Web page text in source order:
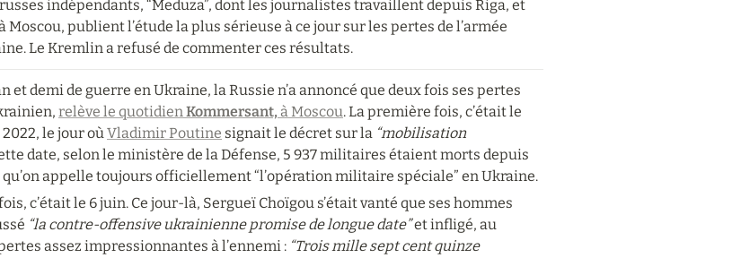
indépendants, “Meduza”, dont les journalistes travaillent depuis Riga, et
Moscou, publient l’étude la plus sérieuse à ce jour sur les pertes de l’armée
Le Kremlin a refusé de commenter ces résultats.
et demi de guerre en Ukraine, la Russie n’a annoncé que deux fois ses pertes
relève le quotidien Kommersant, à Moscou. La première fois, c’était le
2022, le jour où Vladimir Poutine signait le décret sur la “mobilisation
date, selon le ministère de la Défense, 5 937 militaires étaient morts depuis
qu’on appelle toujours officiellement “l’opération militaire spéciale” en Ukraine.
c’était le 6 juin. Ce jour-là, Sergueï Choïgou s’était vanté que ses hommes
“la contre-offensive ukrainienne promise de longue date” et infligé, au
assez impressionnantes à l’ennemi : “Trois mille sept cent quinze